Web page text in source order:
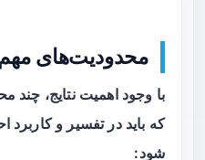
محدودیت‌های
با وجود اهمیت نتایج، چند
که باید در تفسیر و کاربرد
شود: